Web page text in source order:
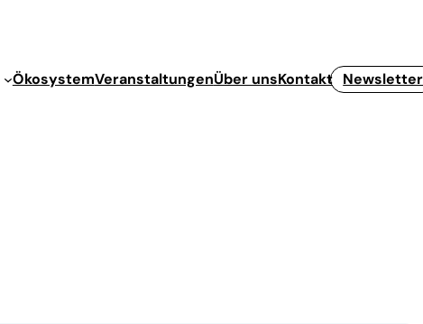
ÖkosystemVeranstaltungenÜber unsKontakt Newsletter